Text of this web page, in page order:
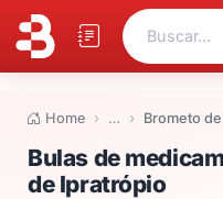
Buscar...
Home … Brometo
Bulas de
Bulas de
de Ipratrópio